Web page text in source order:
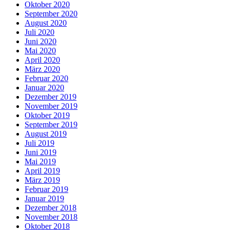
Oktober 2020
September 2020
August 2020
Juli 2020
Juni 2020
Mai 2020
April 2020
März 2020
Februar 2020
Januar 2020
Dezember 2019
November 2019
Oktober 2019
September 2019
August 2019
Juli 2019
Juni 2019
Mai 2019
April 2019
März 2019
Februar 2019
Januar 2019
Dezember 2018
November 2018
Oktober 2018